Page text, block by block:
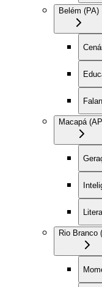
Belém (PA)
Macapá
Rio Branco